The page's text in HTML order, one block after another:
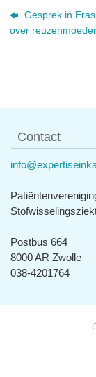
Gesprek in
over
Contact
Postbus 664
8000 AR Zwolle
038-4201764